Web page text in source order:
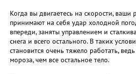
Когда вы двигаетесь на скорости, ваши
принимают на себя удар холодной
впереди, заняты управлением и
снега и всего остального. В таких
становится очень тяжело работать,
мороза, чем все остальное тело.